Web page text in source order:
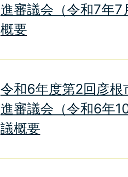
進審議会（令和7年7
概要
令和6年度第2回彦根
進審議会（令和6年
議概要